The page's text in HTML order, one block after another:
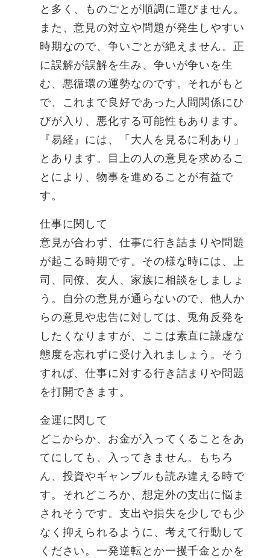
と多く、ものごとが順調に運びません。
また、意見の対立や問題が発生しやすい
時期なので、争いごとが絶えません。正
に誤解が誤解を生み、争いが争いを生
む、悪循環の運勢なのです。それがもと
で、これまで良好であった人間関係にひ
びが入り、悪化する可能性もあります。
『易経』には、「大人を見るに利あり」
とあります。目上の人の意見を求めるこ
とにより、物事を進めることが有益で
す。
仕事に関して
意見が合わず、仕事に行き詰まりや問題
が起こる時期です。その様な時には、上
司、同僚、友人、家族に相談をしましょ
う。自分の意見が通らないので、他人か
らの意見や忠告に対しては、兎角反発を
したくなりますが、ここは素直に謙虚な
態度を忘れずに受け入れましょう。そう
すれば、仕事に対する行き詰まりや問題
を打開できます。
金運に関して
どこからか、お金が入ってくることをあ
てにしても、入ってきません。もちろ
ん、投資やギャンブルも読み違える時で
す。それどころか、想定外の支出に悩ま
されそうです。支出や損失を少しでも少
なく抑えられるように、考えて行動して
ください。一発逆転とか一攫千金とかを